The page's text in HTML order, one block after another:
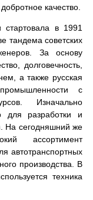
качество.
стартовала в 1991
тандема советских
За основу
долговечность,
а также русская
с
Изначально
для разработки и
На сегодняшний же
ассортимент
автотранспортных
производства. В
техника